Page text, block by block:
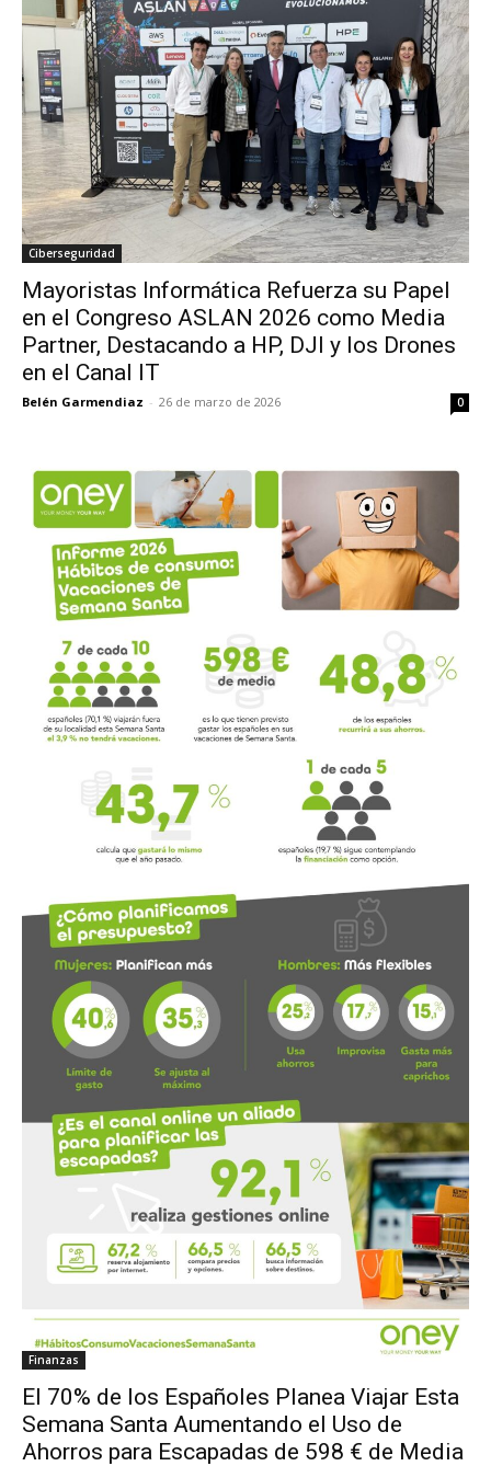
Ciberseguridad
Mayoristas Informática Refuerza su Papel
en el Congreso ASLAN 2026 como Media
Partner, Destacando a HP, DJI y los Drones
en el Canal IT
Belén Garmendiaz - 26 de marzo de 2026 0
Finanzas
El 70% de los Españoles Planea Viajar Esta
Semana Santa Aumentando el Uso de
Ahorros para Escapadas de 598 € de Media